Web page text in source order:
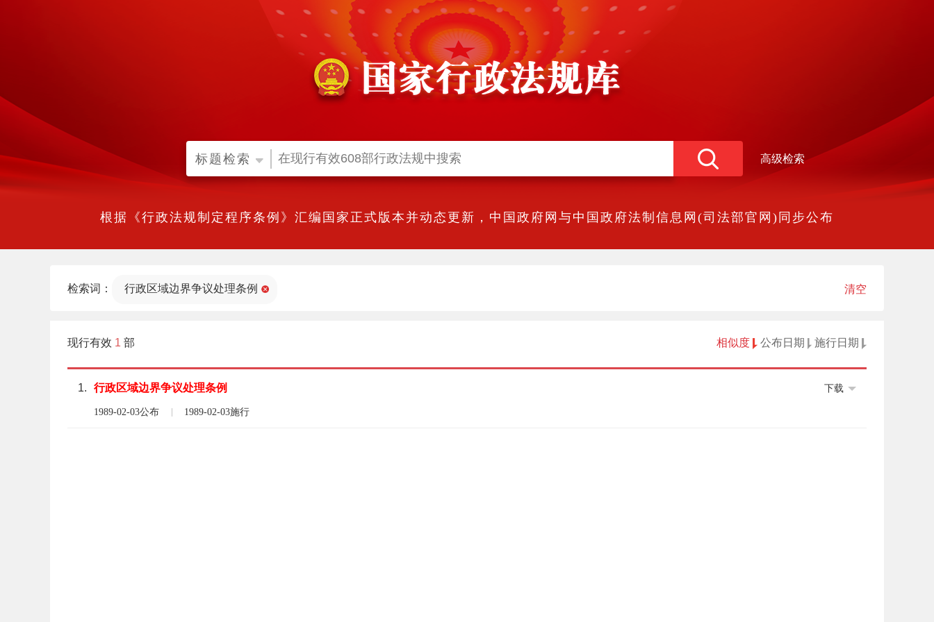
标题检索 高级检索
根据《行政法规制定程序条例》汇编国家正式版本并动态更新，中国政府网与中国政府法制信息网(司法部官网)同步公布
检索词： 行政区域边界争议处理条例 清空
现行有效 1 部 相似度 公布日期 施行日期
1. 行政区域边界争议处理条例
1989-02-03公布 1989-02-03施行
下载